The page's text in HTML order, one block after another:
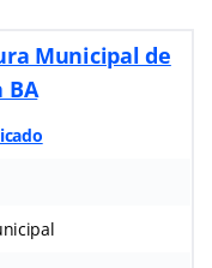
Municipal de
BA